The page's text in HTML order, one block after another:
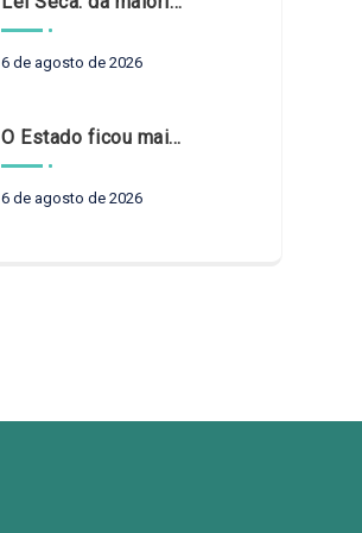
6 de agosto de 2026
O Estado ficou mais complexo. O controle precisa acompanhar
6 de agosto de 2026